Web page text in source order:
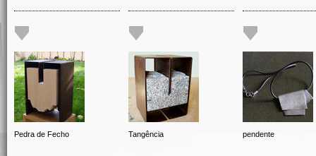
Pedra de Fecho Tangência pendente